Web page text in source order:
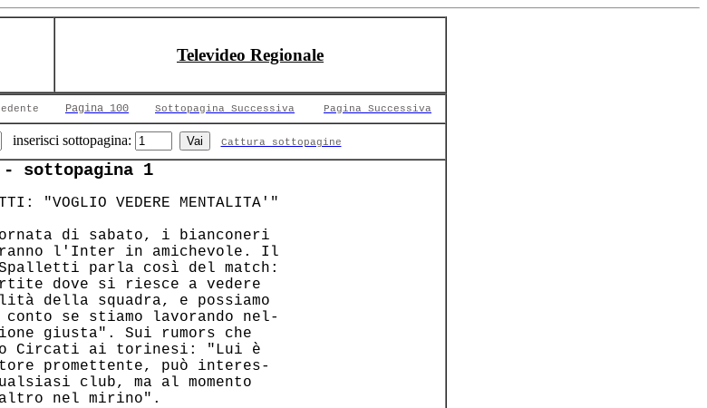
Televideo Regionale
Pagina 100 Sottopagina Successiva Pagina Successiva
inserisci sottopagina: Cattura sottopagine
- sottopagina 1
"VOGLIO VEDERE MENTALITA'"
di sabato, i bianconeri
l'Inter in amichevole. Il
parla così del match:
dove si riesce a vedere
della squadra, e possiamo
se stiamo lavorando nel-
giusta". Sui rumors che
Circati ai torinesi: "Lui è
promettente, può interes-
club, ma al momento
altro nel mirino".